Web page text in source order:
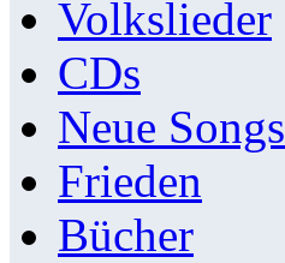
Volkslieder
CDs
Neue Songs
Frieden
Bücher